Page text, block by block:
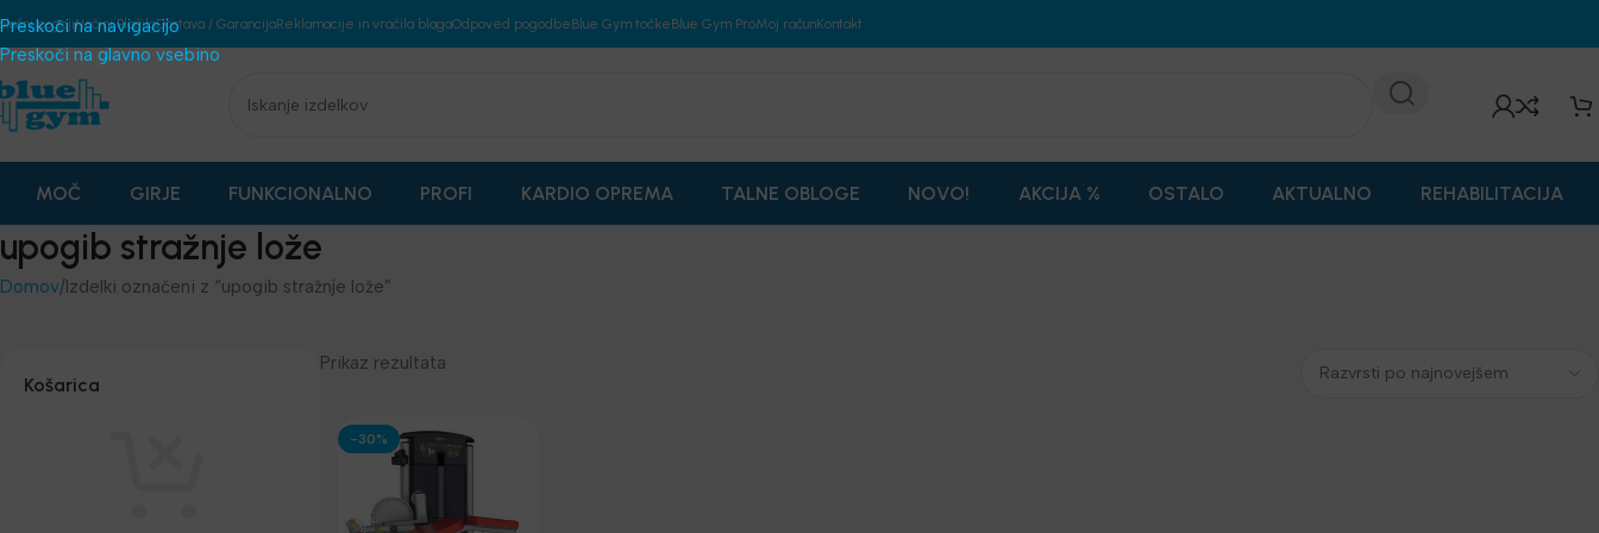
Preskoči na navigacijo
Preskoči na glavno vsebino
pogojiNačini PlačilaDostava / GarancijaReklamacije in vračila blagaOdpoved pogodbeBlue Gym točkeBlue Gym ProMoj računKontakt
MOČ GIRJE FUNKCIONALNO PROFI KARDIO OPREMA TALNE OBLOGE NOVO! AKCIJA % OSTALO AKTUALNO REHABILITACIJA
upogib stražnje lože
Domov Izdelki označeni z “upogib stražnje lože”
Košarica
Prikaz rezultata
-30%